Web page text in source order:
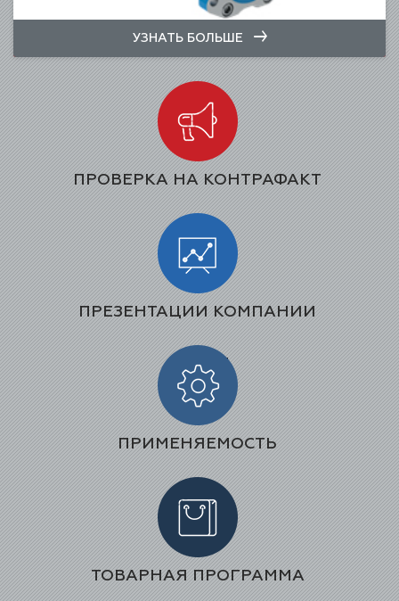
УЗНАТЬ БОЛЬШЕ
ПРОВЕРКА НА КОНТРАФАКТ
ПРЕЗЕНТАЦИИ КОМПАНИИ
ПРИМЕНЯЕМОСТЬ
ТОВАРНАЯ ПРОГРАММА